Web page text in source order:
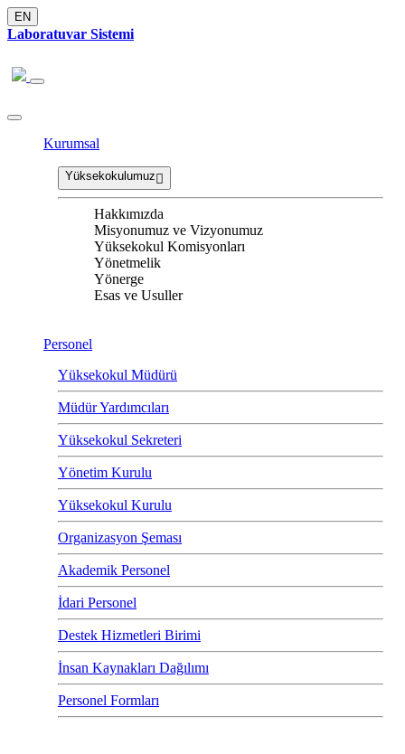
EN
Laboratuvar Sistemi
Kurumsal
Yüksekokulumuz
Hakkımızda
Misyonumuz ve Vizyonumuz
Yüksekokul Komisyonları
Yönetmelik
Yönerge
Esas ve Usuller
Personel
Yüksekokul Müdürü
Müdür Yardımcıları
Yüksekokul Sekreteri
Yönetim Kurulu
Yüksekokul Kurulu
Organizasyon Şeması
Akademik Personel
İdari Personel
Destek Hizmetleri Birimi
İnsan Kaynakları Dağılımı
Personel Formları